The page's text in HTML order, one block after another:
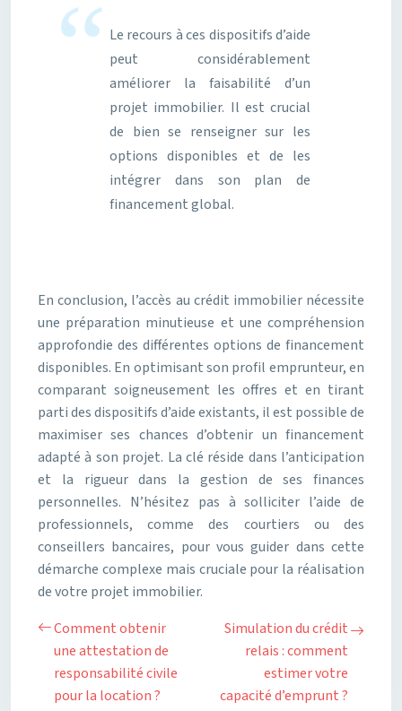
Le recours à ces dispositifs d’aide
peut considérablement
améliorer la faisabilité d’un
projet immobilier. Il est crucial
de bien se renseigner sur les
options disponibles et de les
intégrer dans son plan de
financement global.
En conclusion, l’accès au crédit immobilier nécessite
une préparation minutieuse et une compréhension
approfondie des différentes options de financement
disponibles. En optimisant son profil emprunteur, en
comparant soigneusement les offres et en tirant
parti des dispositifs d’aide existants, il est possible de
maximiser ses chances d’obtenir un financement
adapté à son projet. La clé réside dans l’anticipation
et la rigueur dans la gestion de ses finances
personnelles. N’hésitez pas à solliciter l’aide de
professionnels, comme des courtiers ou des
conseillers bancaires, pour vous guider dans cette
démarche complexe mais cruciale pour la réalisation
de votre projet immobilier.
Comment obtenir
une attestation de
responsabilité civile
pour la location ?
Simulation du crédit
relais : comment
estimer votre
capacité d’emprunt ?